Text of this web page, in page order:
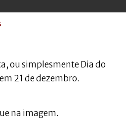
ou simplesmente Dia do
21 de dezembro.
na imagem.